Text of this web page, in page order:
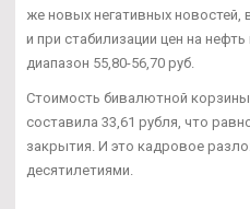
же новых негативных новостей,
и при стабилизации цен на
диапазон 55,80-56,70 руб.
Стоимость бивалютной
составила 33,61 рубля, что
закрытия. И это кадровое
десятилетиями.